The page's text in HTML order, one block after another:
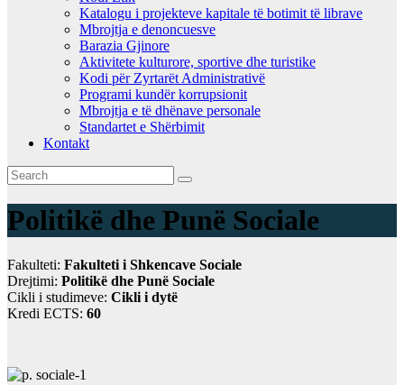
Katalogu i projekteve kapitale të botimit të librave
Mbrojtja e denoncuesve
Barazia Gjinore
Aktivitete kulturore, sportive dhe turistike
Kodi për Zyrtarët Administrativë
Programi kundër korrupsionit
Mbrojtja e të dhënave personale
Standartet e Shërbimit
Kontakt
Politikё dhe Punё Sociale
Fakulteti: Fakulteti i Shkencave Sociale
Drejtimi: Politikё dhe Punё Sociale
Cikli i studimeve: Cikli i dytë
Kredi ECTS: 60